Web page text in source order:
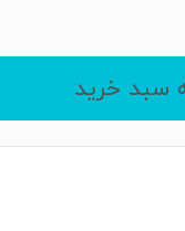
سبد خرید